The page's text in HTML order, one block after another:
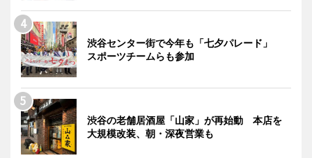
渋谷センター街で今年も「七夕パレード」
スポーツチームらも参加
渋谷の老舗居酒屋「山家」が再始動 本店を
大規模改装、朝・深夜営業も